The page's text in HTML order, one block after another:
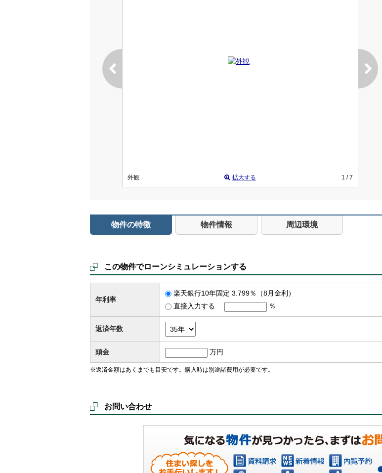
外観 拡大する 1 / 7
物件の特徴 物件情報 周辺環境
この物件でローンシミュレーションする
年利率
楽天銀行10年固定 3.799％（8月金利）
直接入力する
％
返済年数
頭金
万円
※返済金額はあくまでも目安です。購入時は別途諸費用が必要です。
お問い合わせ